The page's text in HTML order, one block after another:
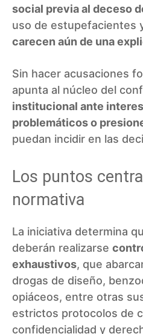
social previa al deceso
uso de estupefacientes
carecen aún de una
Sin hacer acusaciones
apunta al núcleo del
institucional ante
problemáticos o
puedan incidir en las
Los puntos
normativa
La iniciativa determina
deberán realizarse
exhaustivos, que
drogas de diseño,
opiáceos, entre otras
estrictos protocolos de
confidencialidad y